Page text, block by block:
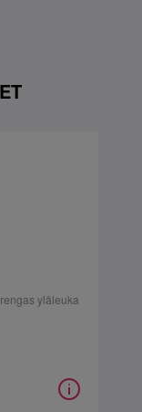
yläleuka